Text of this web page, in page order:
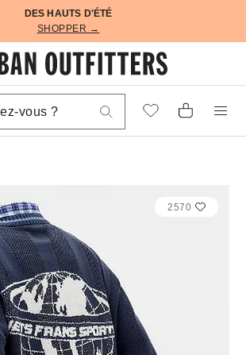
DES HAUTS D'ÉTÉ
SHOPPER →
2570